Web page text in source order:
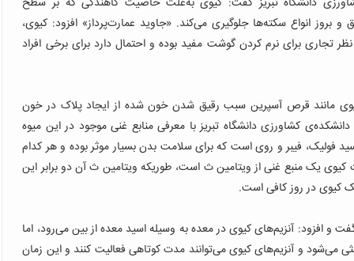
بروز انواع سکته‌ها جلوگیری می‌کند. «جاوید عمارت‌پرداز» افزود: کیوی،
نظر تجاری برای نرم کردن گوشت مفید بوده و احتمال دارد برای برخی افراد
مانند قرص آسپرین سبب رقیق شدن خون شده از ایجاد پلاک در خون
کشاورزی دانشگاه تبریز با معرفی منابع غنی موجود در این میوه
فولیک، فیبر و روی است که برای سلامت بدن بسیار موثر بوده و هر کدام
کیوی یک منبع غنی از ویتامین ث است، طوریکه ویتامین ث آن دو برابر این
کیوی در روز کافی است.
افزود: آنزیم‌های کیوی در معده به وسیله اسید معده از بین می‌رود، اما
می‌شود و آنزیم‌های کیوی می‌توانند مدت کوتاهی فعالیت کنند و این زمان